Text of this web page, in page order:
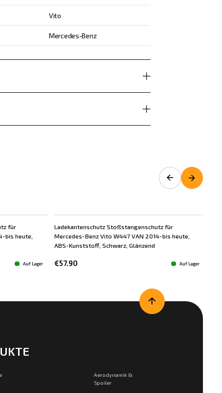
Vito
Mercedes-Benz
für
bis heute,
Auf Lager
Ladekantenschutz Stoßstangenschutz für
Mercedes-Benz Vito W447 VAN 2014-bis heute,
ABS-Kunststoff, Schwarz, Glänzend
€57.90 Auf Lager
Aerodynamik &
Spoiler